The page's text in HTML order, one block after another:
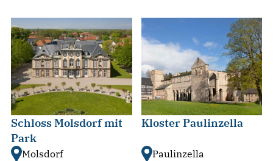
Schloss Molsdorf mit
Park
Molsdorf
Kloster Paulinzella
Paulinzella